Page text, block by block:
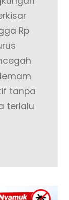
Rp
tanpa
terlalu